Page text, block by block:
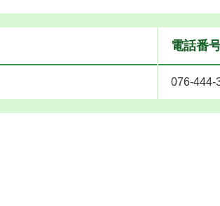
電話番
076-444-